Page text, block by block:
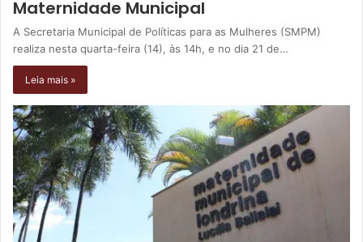
Maternidade Municipal
A Secretaria Municipal de Políticas para as Mulheres (SMPM)
realiza nesta quarta-feira (14), às 14h, e no dia 21 de…
Leia mais »